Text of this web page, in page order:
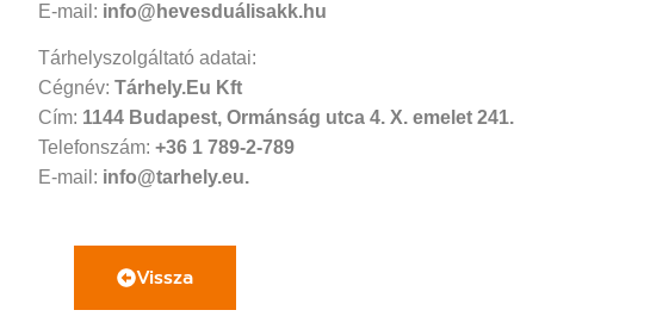
E-mail: info@hevesduálisakk.hu
Tárhelyszolgáltató adatai:
Cégnév: Tárhely.Eu Kft
Cím: 1144 Budapest, Ormánság utca 4. X. emelet 241.
Telefonszám: +36 1 789-2-789
E-mail: info@tarhely.eu.
Vissza